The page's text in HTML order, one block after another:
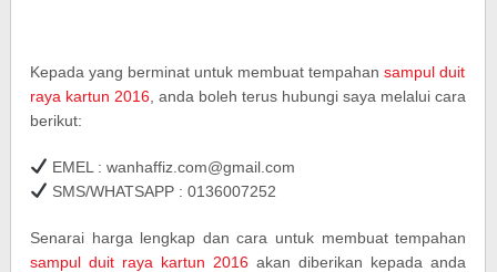
Kepada yang berminat untuk membuat tempahansampul duit
raya kartun 2016 , anda boleh terus hubungi saya melalui cara
berikut:
EMEL : wanhaffiz.com@gmail.com
SMS/WHATSAPP : 0136007252
Senarai harga lengkap dan cara untuk membuat tempahan
sampul duit raya kartun 2016 akan diberikan kepada anda